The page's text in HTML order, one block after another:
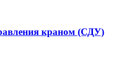
краном (СДУ)